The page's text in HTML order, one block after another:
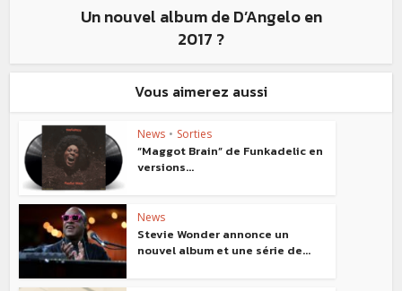
Un nouvel album de D’Angelo en
2017 ?
Vous aimerez aussi
News • Sorties
“Maggot Brain” de Funkadelic en
versions...
News
Stevie Wonder annonce un
nouvel album et une série de...